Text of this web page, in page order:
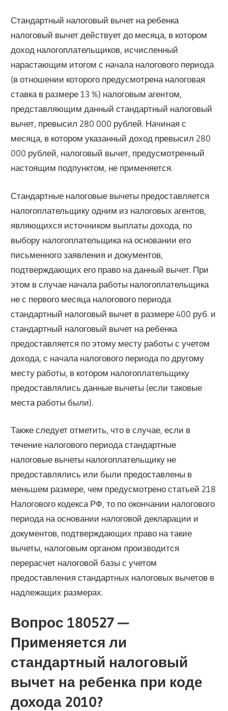
Стандартный налоговый вычет на ребенка
налоговый вычет действует до месяца, в котором
доход налогоплательщиков, исчисленный
нарастающим итогом с начала налогового периода
(в отношении которого предусмотрена налоговая
ставка в размере 13 %) налоговым агентом,
представляющим данный стандартный налоговый
вычет, превысил 280 000 рублей. Начиная с
месяца, в котором указанный доход превысил 280
000 рублей, налоговый вычет, предусмотренный
настоящим подпунктом, не применяется.
Стандартные налоговые вычеты предоставляется
налогоплательщику одним из налоговых агентов,
являющихся источником выплаты дохода, по
выбору налогоплательщика на основании его
письменного заявления и документов,
подтверждающих его право на данный вычет. При
этом в случае начала работы налогоплательщика
не с первого месяца налогового периода
стандартный налоговый вычет в размере 400 руб. и
стандартный налоговый вычет на ребенка
предоставляется по этому месту работы с учетом
дохода, с начала налогового периода по другому
месту работы, в котором налогоплательщику
предоставлялись данные вычеты (если таковые
места работы были).
Также следует отметить, что в случае, если в
течение налогового периода стандартные
налоговые вычеты налогоплательщику не
предоставлялись или были предоставлены в
меньшем размере, чем предусмотрено статьей 218
Налогового кодекса РФ, то по окончании налогового
периода на основании налоговой декларации и
документов, подтверждающих право на такие
вычеты, налоговым органом производится
перерасчет налоговой базы с учетом
предоставления стандартных налоговых вычетов в
надлежащих размерах.
Вопрос 180527 —
Применяется ли
стандартный налоговый
вычет на ребенка при коде
дохода 2010?